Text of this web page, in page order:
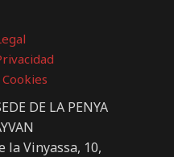
DE LA PENYA
la Vinyassa, 10,